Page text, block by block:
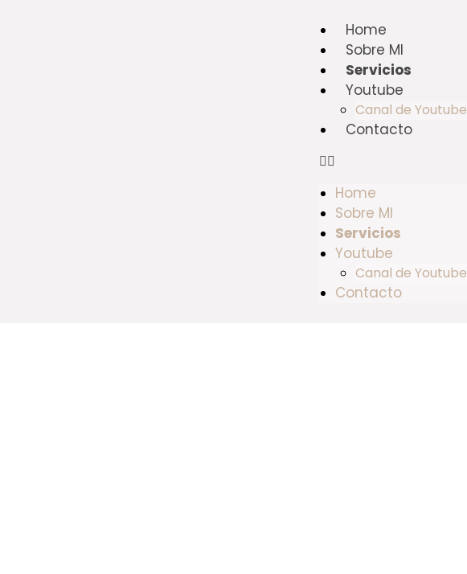
Home
Sobre MI
Servicios
Youtube
Canal de Youtube
Contacto
Home
Sobre MI
Servicios
Youtube
Canal de Youtube
Contacto